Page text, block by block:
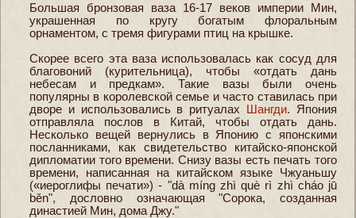
Большая бронзовая ваза 16-17 веков империи Мин,
украшенная по кругу богатым флоральным
орнаментом, с тремя фигурами птиц на крышке.
Скорее всего эта ваза использовалась как сосуд для
благовоний (курительница), чтобы «отдать дань
небесам и предкам». Такие вазы были очень
популярны в королевской семье и часто ставилась при
дворе и использовались в ритуалах Шангди. Япония
отправляла послов в Китай, чтобы отдать дань.
Несколько вещей вернулись в Японию с японскими
посланниками, как свидетельство китайско-японской
дипломатии того времени. Снизу вазы есть печать того
времени, написанная на китайском языке Чжуаньшу
(«иероглифы печати») - "dà míng zhì què rì zhì cháo jū
běn", дословно означающая "Сорока, созданная
династией Мин, дома Джу."